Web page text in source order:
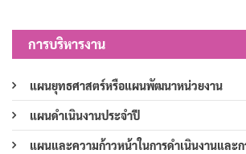
การบริหารงาน
แผนยุทธศาสตร์หรือแผนพัฒนาหน่วยงาน
แผนดำเนินงานประจำปี
แผนและความก้าวหน้าในการดำเนินงานและ